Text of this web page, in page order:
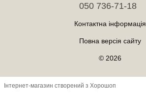
050 736-71-18
Контактна інформація
Повна версія сайту
© 2026
Інтернет-магазин створений з Хорошоп